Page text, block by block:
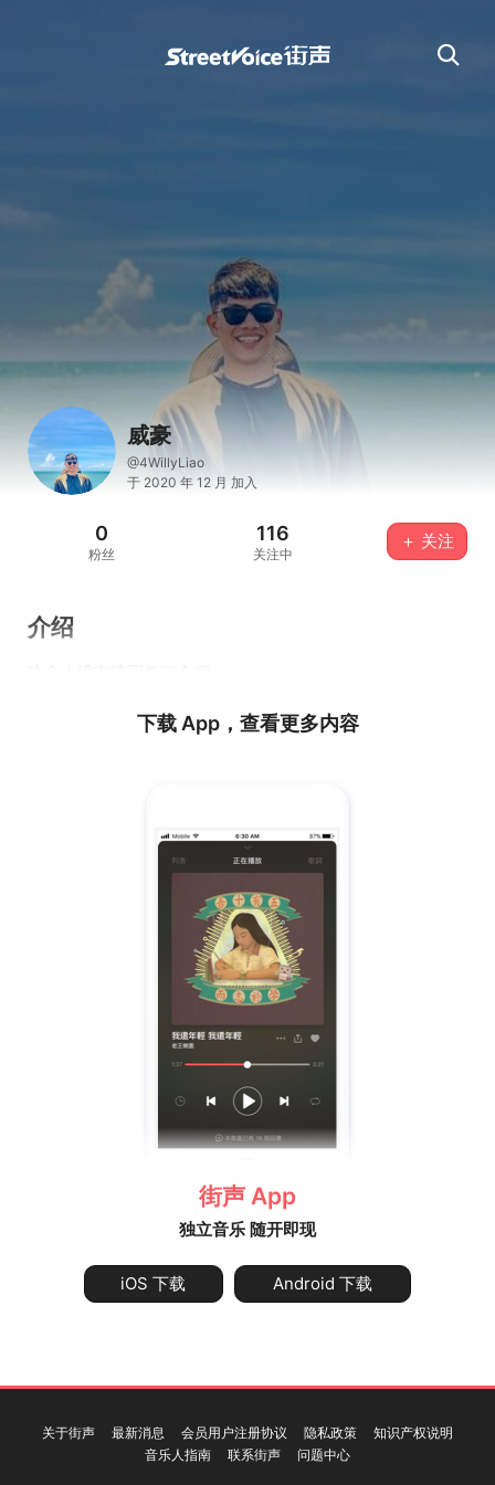
威豪
@4WillyLiao
于 2020 年 12 月 加入
0
粉丝
116
关注中
＋ 关注
介绍
下载 App，查看更多内容
街声 App
独立音乐 随开即现
iOS 下载 Android 下载
关于街声 最新消息 会员用户注册协议 隐私政策
知识产权说明
音乐人指南
联系街声 问题中心